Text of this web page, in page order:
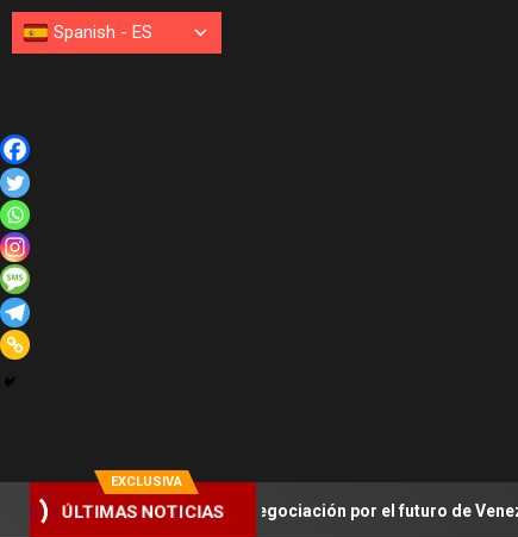
EXCLUSIVA
ÚLTIMAS NOTICIAS
se instala la negociación por el futuro de Venezuela
Spanish - ES